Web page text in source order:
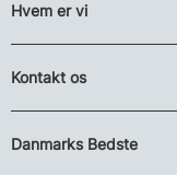
Hvem er vi
Kontakt os
Danmarks Bedste